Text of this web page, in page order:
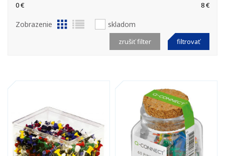
0 € 8 €
Zobrazenie skladom
filtrovať
zrušiť filter